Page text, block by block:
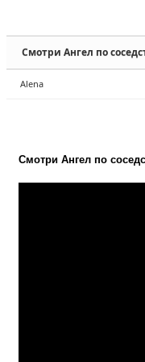
Смотри Ангел по
Alena
Смотри Ангел по